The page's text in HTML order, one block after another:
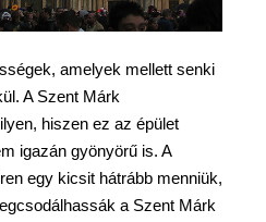
amelyek mellett senki
A Szent Márk
hiszen ez az épület
igazán gyönyörű is. A
egy kicsit hátrább menniük,
a Szent Márk